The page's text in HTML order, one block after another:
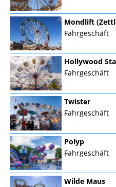
Mondlift
Fahrgeschäft
Hollywood
Fahrgeschäft
Twister
Fahrgeschäft
Polyp
Fahrgeschäft
Wilde Maus